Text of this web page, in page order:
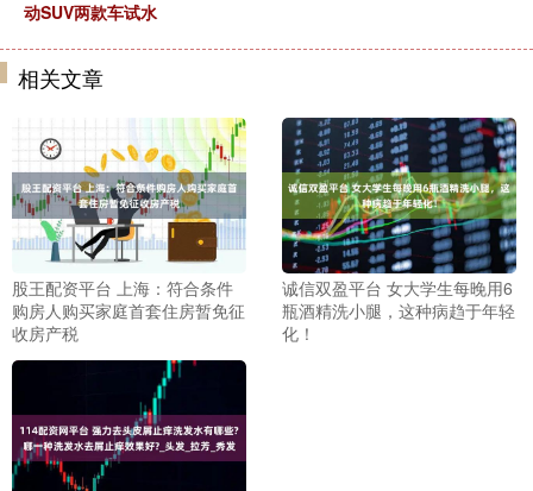
动SUV两款车试水
相关文章
股王配资平台 上海：符合条件
购房人购买家庭首套住房暂免征
收房产税
诚信双盈平台 女大学生每晚用6
瓶酒精洗小腿，这种病趋于年轻
化！